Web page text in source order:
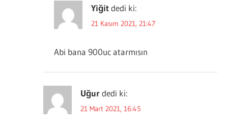
Yiğit dedi ki:
21 Kasım 2021, 21:47
Abi bana 900uc atarmısın
Uğurdedi ki:
21 Mart 2021, 16:45